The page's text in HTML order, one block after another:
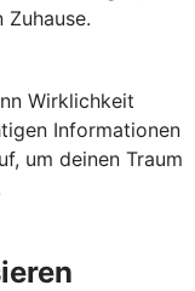
Wirklichkeit
Informationen
um deinen Traum